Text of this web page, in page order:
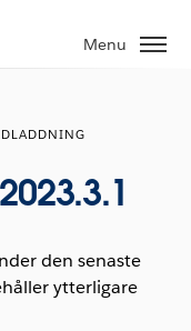
Menu
den senaste
ytterligare